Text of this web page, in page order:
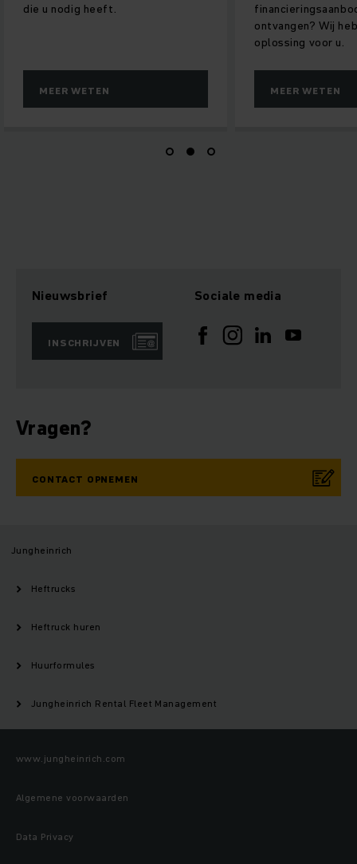
die u nodig heeft.
MEER WETEN
ontvangen? Wij
oplossing voor u.
MEER WETEN
Nieuwsbrief
INSCHRIJVEN
Sociale media
Vragen?
CONTACT OPNEMEN
Jungheinrich
Heftrucks
Heftruck huren
Huurformules
Jungheinrich Rental Fleet Management
www.jungheinrich.com
Algemene voorwaarden
Data Privacy